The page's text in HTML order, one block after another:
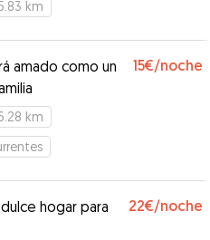
km
amado como un
15€/noche
km
hogar para
22€/noche